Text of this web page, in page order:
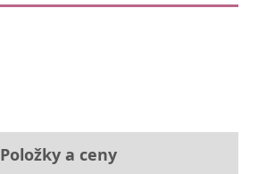
Položky a ceny